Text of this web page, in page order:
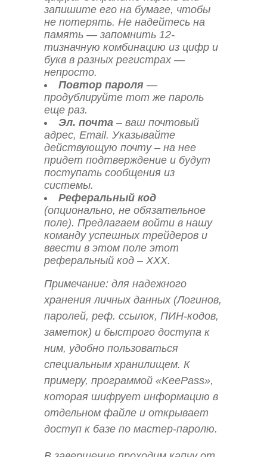
запишите его на бумаге, чтобы
не потерять. Не надейтесь на
память — запомнить 12-
тизначную комбинацию из цифр и
букв в разных регистрах —
непросто.
Повтор пароля —
продублируйте тот же пароль
еще раз.
Эл. почта – ваш почтовый
адрес, Email. Указывайте
действующую почту – на нее
придет подтверждение и будут
поступать сообщения из
системы.
Реферальный код
(опционально, не обязательное
поле). Предлагаем войти в нашу
команду успешных трейдеров и
ввести в этом поле этот
реферальный код – ХХХ.
Примечание: для надежного
хранения личных данных (Логинов,
паролей, реф. ссылок, ПИН-кодов,
заметок) и быстрого доступа к
ним, удобно пользоваться
специальным хранилищем. К
примеру, программой «KeePass»,
которая шифрует информацию в
отдельном файле и открывает
доступ к базе по мастер-паролю.